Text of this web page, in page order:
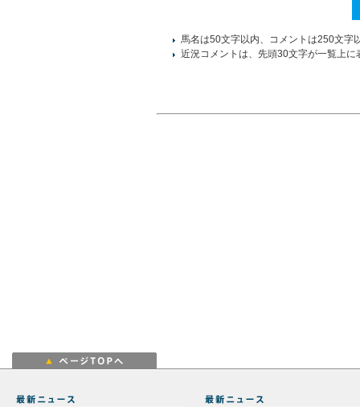
馬名は50文字以内、コメントは250文字
近況コメントは、先頭30文字が一覧上に